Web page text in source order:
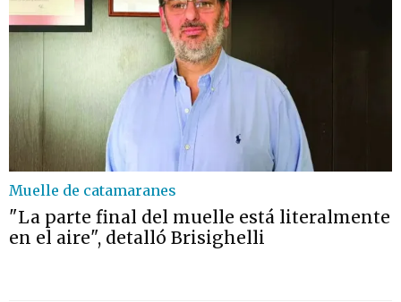
Muelle de catamaranes
"La parte final del muelle está literalmente
en el aire", detalló Brisighelli